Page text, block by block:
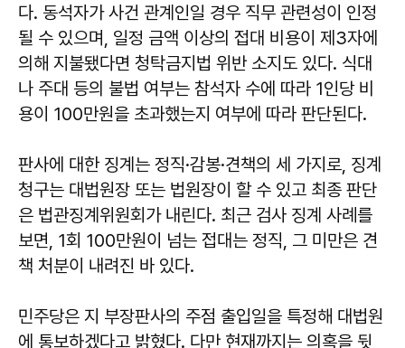
다. 동석자가 사건 관계인일 경우 직무 관련성이 인정
될 수 있으며, 일정 금액 이상의 접대 비용이 제3자에
의해 지불됐다면 청탁금지법 위반 소지도 있다. 식대
나 주대 등의 불법 여부는 참석자 수에 따라 1인당 비
용이 100만원을 초과했는지 여부에 따라 판단된다.
판사에 대한 징계는 정직·감봉·견책의 세 가지로, 징계
청구는 대법원장 또는 법원장이 할 수 있고 최종 판단
은 법관징계위원회가 내린다. 최근 검사 징계 사례를
보면, 1회 100만원이 넘는 접대는 정직, 그 미만은 견
책 처분이 내려진 바 있다.
민주당은 지 부장판사의 주점 출입일을 특정해 대법원
에 통보하겠다고 밝혔다. 다만 현재까지는 의혹을 뒷